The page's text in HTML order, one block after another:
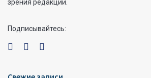
зрения редакции.
Подписывайтесь: